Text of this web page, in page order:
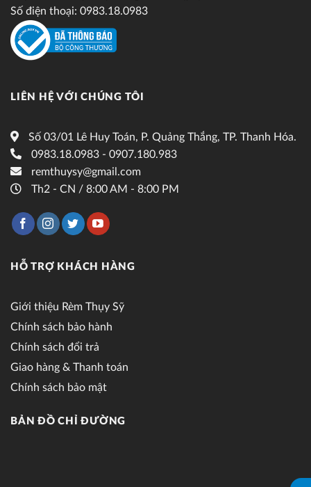
Số điện thoại: 0983.18.0983
LIÊN HỆ VỚI CHÚNG TÔI
Số 03/01 Lê Huy Toán, P. Quảng Thắng, TP. Thanh Hóa.
0983.18.0983 - 0907.180.983
remthuysy@gmail.com
Th2 - CN / 8:00 AM - 8:00 PM
HỖ TRỢ KHÁCH HÀNG
Giới thiệu Rèm Thụy Sỹ
Chính sách bảo hành
Chính sách đổi trả
Giao hàng & Thanh toán
Chính sách bảo mật
BẢN ĐỒ CHỈ ĐƯỜNG